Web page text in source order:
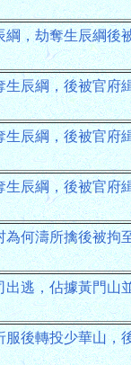
，劫奪生辰綱後
辰綱，後被官府
辰綱，後被官府
辰綱，後被官府
何濤所擒後被拘
逃，佔據黃門山
後轉投少華山，